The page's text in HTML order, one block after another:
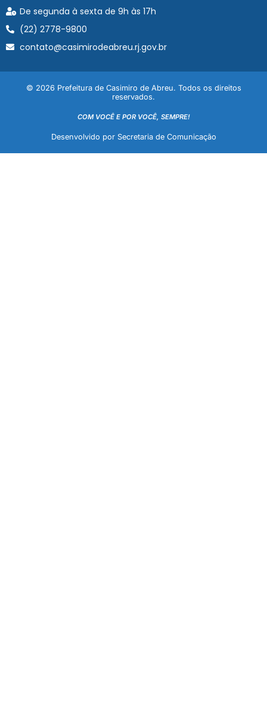
De segunda à sexta de 9h às 17h
(22) 2778-9800
contato@casimirodeabreu.rj.gov.br
© 2026 Prefeitura de Casimiro de Abreu. Todos os direitos
reservados.
COM VOCÊ E POR VOCÊ, SEMPRE!
Desenvolvido por Secretaria de Comunicação